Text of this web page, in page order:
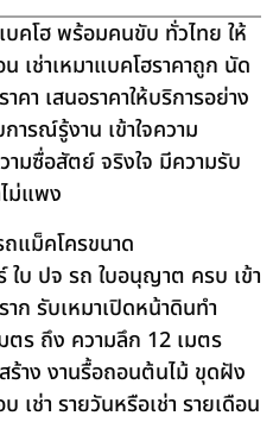
คโฮ พร้อมคนขับ ทั่วไทย ให้
เช่าเหมาแบคโฮราคาถูก นัด
คา เสนอราคาให้บริการอย่าง
รณ์รู้งาน เข้าใจความ
ามซื่อสัตย์ จริงใจ มีความรับ
ม่แพง
ถแม็คโครขนาด
ใบ ปจ รถ ใบอนุญาต ครบ เข้า
ก รับเหมาเปิดหน้าดินทำ
ตร ถึง ความลึก 12 เมตร
าง งานรื้อถอนต้นไม้ ขุดฝัง
เช่า รายวันหรือเช่า รายเดือน